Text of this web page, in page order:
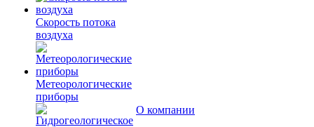
Скорость потока
воздуха
Метеорологические
приборы
О компании